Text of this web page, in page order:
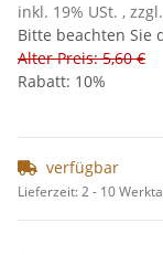
inkl. 19% USt. , zzgl.
Bitte beachten Sie
Alter Preis: 5,60 €
Rabatt: 10%
verfügbar
Lieferzeit:2 - 10